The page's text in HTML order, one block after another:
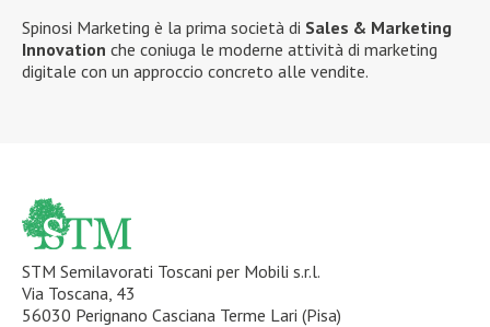
Spinosi Marketing è la prima società di Sales & Marketing
Innovation che coniuga le moderne attività di marketing
digitale con un approccio concreto alle vendite.
STM Semilavorati Toscani per Mobili s.r.l.
Via Toscana, 43
56030 Perignano Casciana Terme Lari (Pisa)